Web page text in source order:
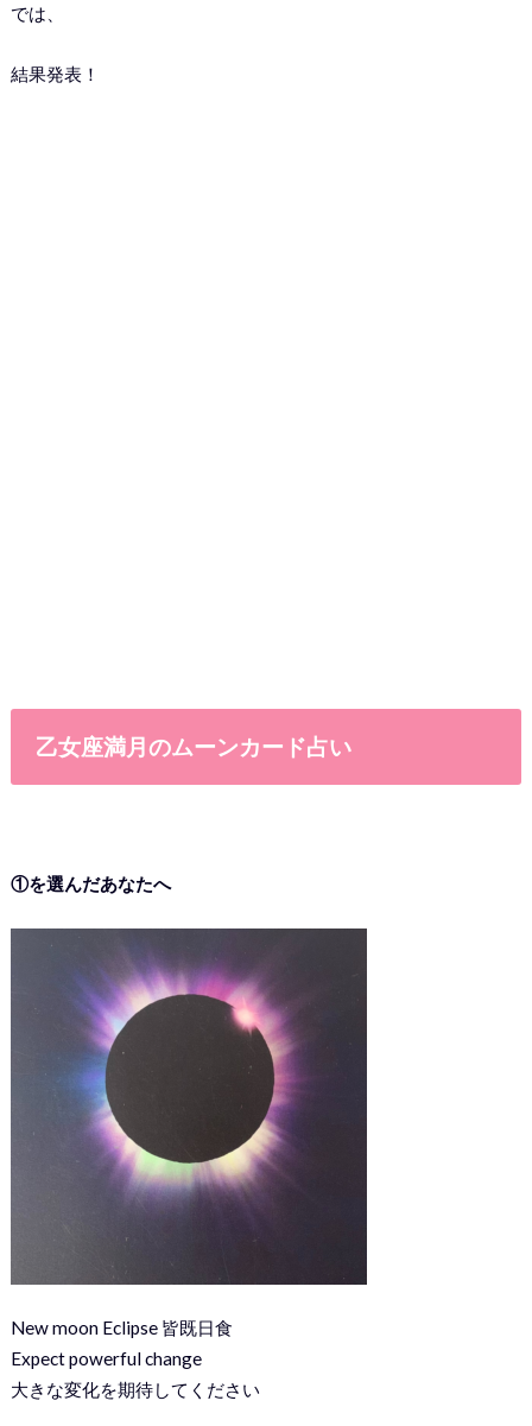
では、
結果発表！
乙女座満月のムーンカード占い
①を選んだあなたへ
New moon Eclipse 皆既日食
Expect powerful change
大きな変化を期待してください